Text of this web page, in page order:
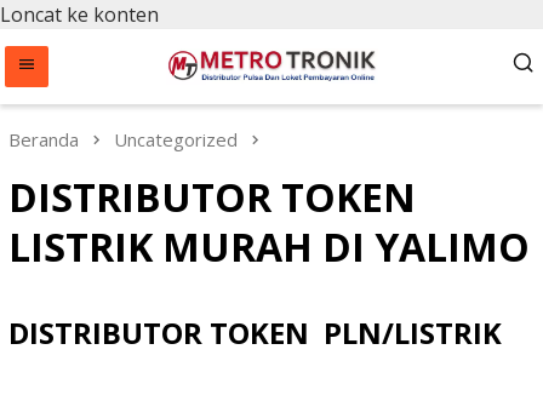
Loncat ke konten
Beranda Uncategorized
DISTRIBUTOR TOKEN
LISTRIK MURAH DI YALIMO
DISTRIBUTOR TOKEN PLN/LISTRIK